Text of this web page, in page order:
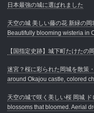
日本最強の城に選ばれました
天空の城 美しい藤の花 新緑の
Beautifully blooming wisteria in
【国指定史跡】城下町たけたの
迷宮？桜に彩られた岡城を散策
around Okajou castle, colored
天空の城で咲く美しい桜 岡城
blossoms that bloomed. Aerial